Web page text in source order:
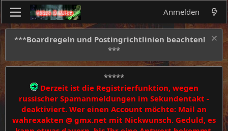
Anmelden
***Boardregeln und Postingrichtlinien beachten!
***
*****
Derzeit ist die Registrierfunktion, wegen
russischer Spamanmeldungen im Sekundentakt -
deaktiviert. Wer einen Account möchte: Mail an
wahrexakten @ gmx.net mit Nickwunsch. Geduld, es